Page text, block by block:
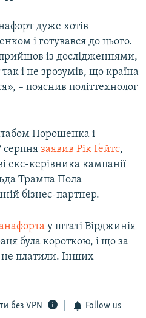
дуже хотів
і готувався до цього.
із дослідженнями,
і не зрозумів, що країна
– пояснив політтехнолог
Порошенка і
серпня заявив Рік Ґейтс,
екс-керівника кампанії
Трампа Пола
бізнес-партнер.
у штаті Вірджинія
була короткою, і що за
не платили. Інших
без VPN Follow us